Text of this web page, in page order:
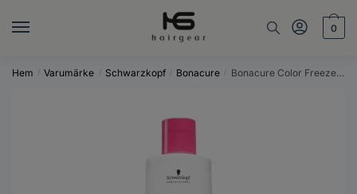
0
Hem / Varumärke / Schwarzkopf / Bonacure / Bonacure Color Freeze Shampoo 500ml